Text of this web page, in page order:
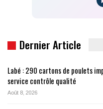
Dernier Article
Labé : 290 cartons de poulets
service contrôle qualité
Août 8, 2026